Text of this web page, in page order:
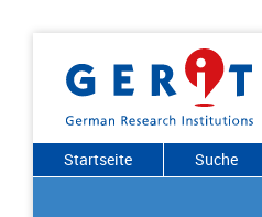
Startseite Suche